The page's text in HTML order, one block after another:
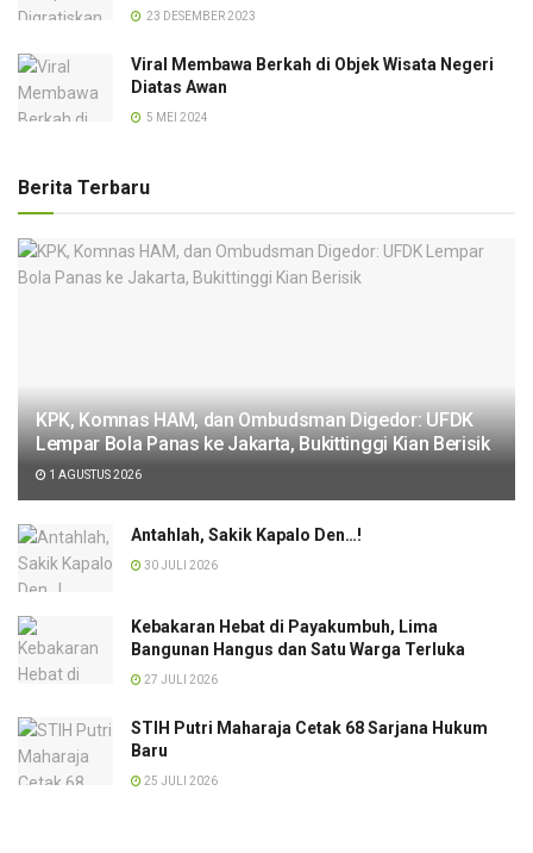
23 DESEMBER 2023
Viral Membawa Berkah di Objek Wisata Negeri
Diatas Awan
5 MEI 2024
Berita Terbaru
KPK, Komnas HAM, dan Ombudsman Digedor: UFDK
Lempar Bola Panas ke Jakarta, Bukittinggi Kian Berisik
1 AGUSTUS 2026
Antahlah, Sakik Kapalo Den…!
30 JULI 2026
Kebakaran Hebat di Payakumbuh, Lima
Bangunan Hangus dan Satu Warga Terluka
27 JULI 2026
STIH Putri Maharaja Cetak 68 Sarjana Hukum
Baru
25 JULI 2026